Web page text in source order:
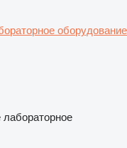
оборудование